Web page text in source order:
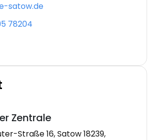
satow.de
78204
Zentrale
Straße 16, Satow 18239,